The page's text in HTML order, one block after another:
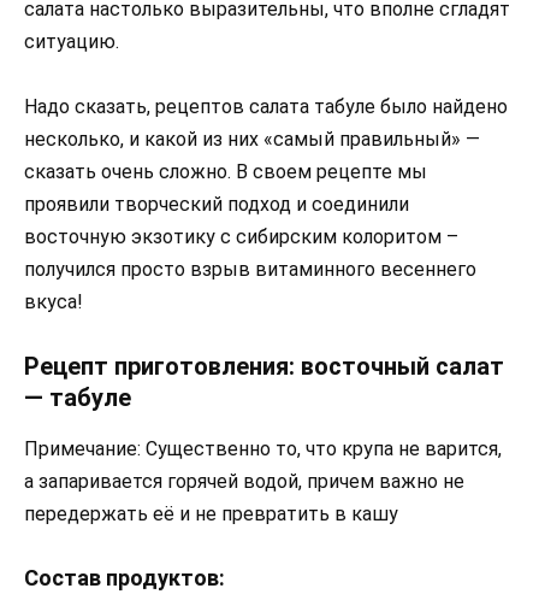
салата настолько выразительны, что вполне сгладят
ситуацию.
Надо сказать, рецептов салата табуле было найдено
несколько, и какой из них «самый правильный» —
сказать очень сложно. В своем рецепте мы
проявили творческий подход и соединили
восточную экзотику с сибирским колоритом –
получился просто взрыв витаминного весеннего
вкуса!
Рецепт приготовления: восточный салат
— табуле
Примечание: Существенно то, что крупа не варится,
а запаривается горячей водой, причем важно не
передержать её и не превратить в кашу
Состав продуктов: